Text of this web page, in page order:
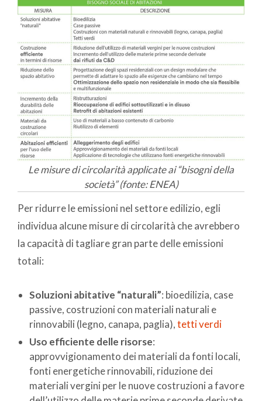
Le misure di circolarità applicate ai “bisogni della
società” (fonte: ENEA)
Per ridurre le emissioni nel settore edilizio, egli
individua alcune misure di circolarità che avrebbero
la capacità di tagliare gran parte delle emissioni
totali:
Soluzioni abitative “naturali”: bioedilizia, case
passive, costruzioni con materiali naturali e
rinnovabili (legno, canapa, paglia),tetti verdi
Uso efficiente delle risorse:
approvvigionamento dei materiali da fonti locali,
fonti energetiche rinnovabili, riduzione dei
materiali vergini per le nuove costruzioni a favore